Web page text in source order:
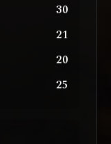
30
21
20
25